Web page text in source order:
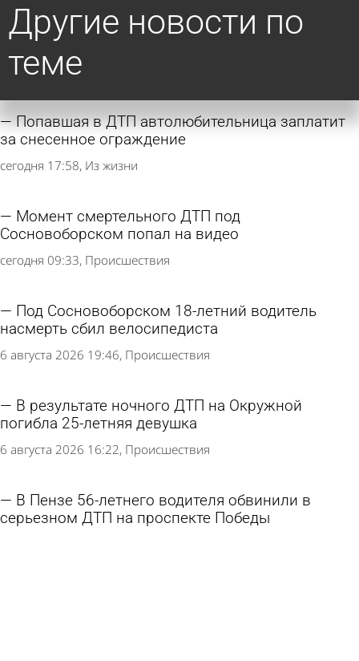
Другие новости по
теме
Попавшая в ДТП автолюбительница заплатит
за снесенное ограждение
сегодня 17:58 Из жизни
Момент смертельного ДТП под
Сосновоборском попал на видео
сегодня 09:33 Происшествия
Под Сосновоборском 18-летний водитель
насмерть сбил велосипедиста
6 августа 2026 19:46 Происшествия
В результате ночного ДТП на Окружной
погибла 25-летняя девушка
6 августа 2026 16:22 Происшествия
В Пензе 56-летнего водителя обвинили в
серьезном ДТП на проспекте Победы